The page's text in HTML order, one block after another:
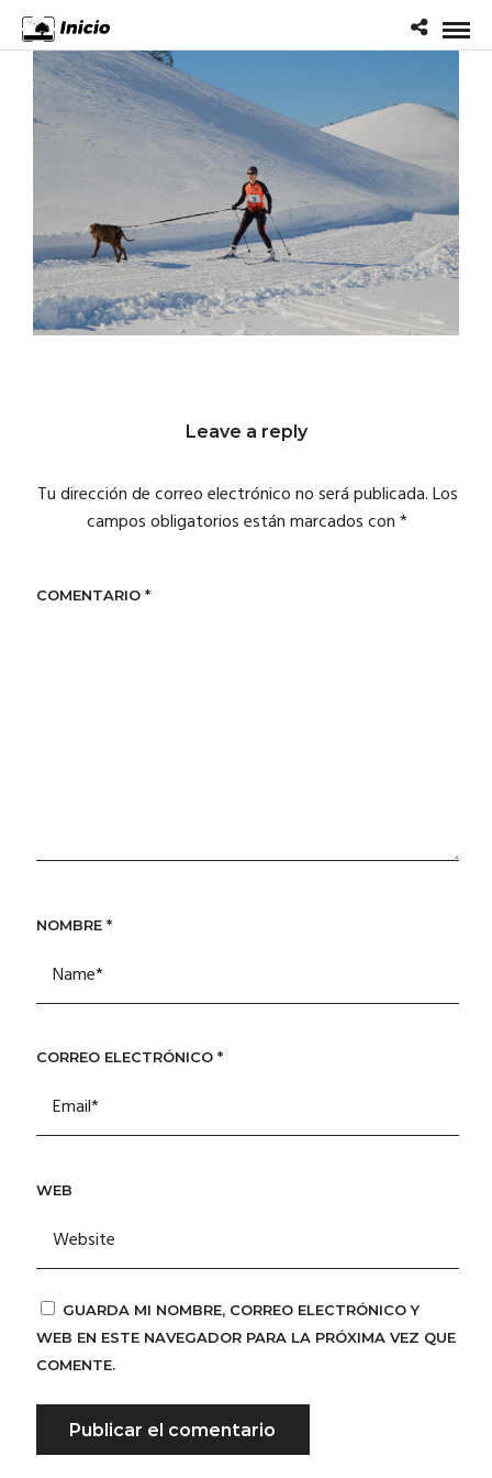
Leave a reply
Tu dirección de correo electrónico no será publicada.Los
campos obligatorios están marcados con*
COMENTARIO *
NOMBRE *
CORREO ELECTRÓNICO *
WEB
GUARDA MI NOMBRE, CORREO ELECTRÓNICO Y
WEB EN ESTE NAVEGADOR PARA LA PRÓXIMA VEZ QUE
COMENTE.